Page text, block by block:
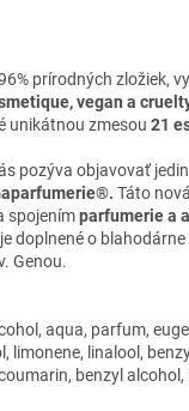
prírodných zložiek,
vegan a
unikátnou zmesou 21
pozýva objavovať
Táto
spojenímparfumerie a
doplnené o
Genou.
aqua, parfum,
limonene, linalool,
benzyl alcohol,